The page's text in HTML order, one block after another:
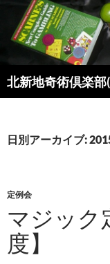
へ
ッ
北新地奇術倶楽
検
索
日別アーカイブ:
定例会
マジック
度】